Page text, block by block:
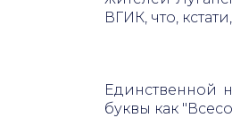
ВГИК, что,
Единственной
буквы как